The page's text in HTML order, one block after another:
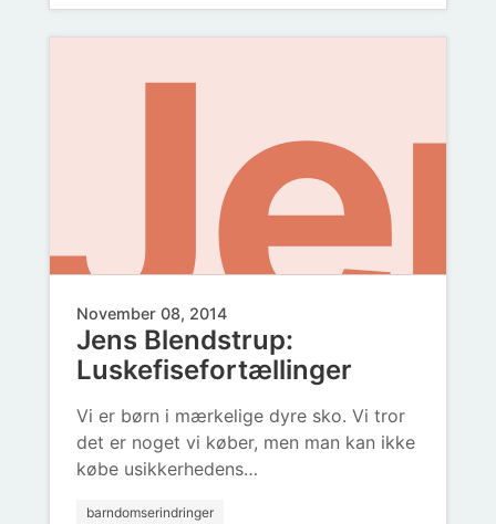
November 08, 2014
Jens Blendstrup:
Luskefisefortællinger
Vi er børn i mærkelige dyre sko. Vi tror
det er noget vi køber, men man kan ikke
købe usikkerhedens…
barndomserindringer